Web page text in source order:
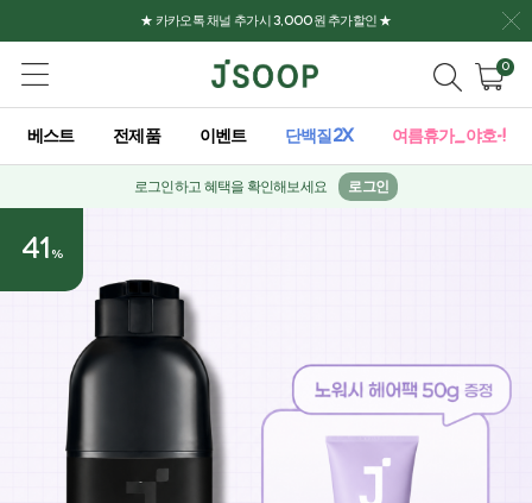
★ 카카오톡 채널 추가시 3,000원 추가할인 ★
0
베스트 전제품 이벤트 단백질2X 여름휴가_야호-!
로그인하고 혜택을 확인해보세요 로그인
41 %